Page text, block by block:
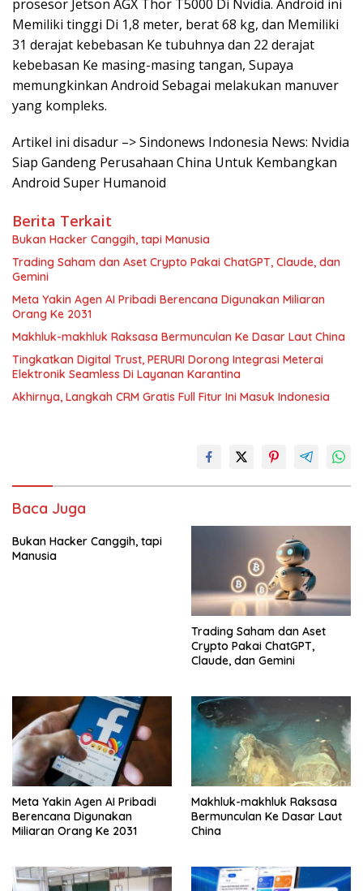
prosesor Jetson AGX Thor T5000 Di Nvidia. Android ini
Memiliki tinggi Di 1,8 meter, berat 68 kg, dan Memiliki
31 derajat kebebasan Ke tubuhnya dan 22 derajat
kebebasan Ke masing-masing tangan, Supaya
memungkinkan Android Sebagai melakukan manuver
yang kompleks.
Artikel ini disadur –> Sindonews Indonesia News: Nvidia
Siap Gandeng Perusahaan China Untuk Kembangkan
Android Super Humanoid
Berita Terkait
Bukan Hacker Canggih, tapi Manusia
Trading Saham dan Aset Crypto Pakai ChatGPT, Claude, dan
Gemini
Meta Yakin Agen AI Pribadi Berencana Digunakan Miliaran
Orang Ke 2031
Makhluk-makhluk Raksasa Bermunculan Ke Dasar Laut China
Tingkatkan Digital Trust, PERURI Dorong Integrasi Meterai
Elektronik Seamless Di Layanan Karantina
Akhirnya, Langkah CRM Gratis Full Fitur Ini Masuk Indonesia
Baca Juga
Bukan Hacker Canggih, tapi
Manusia
Trading Saham dan Aset
Crypto Pakai ChatGPT,
Claude, dan Gemini
Meta Yakin Agen AI Pribadi
Berencana Digunakan
Miliaran Orang Ke 2031
Makhluk-makhluk Raksasa
Bermunculan Ke Dasar Laut
China